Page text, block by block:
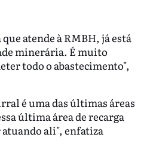
atende à RMBH, já está
minerária. É muito
todo o abastecimento",
é uma das últimas áreas
última área de recarga
ali", enfatiza